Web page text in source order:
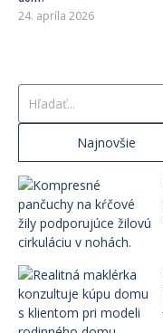
24. apríla 2026
Najnovšie